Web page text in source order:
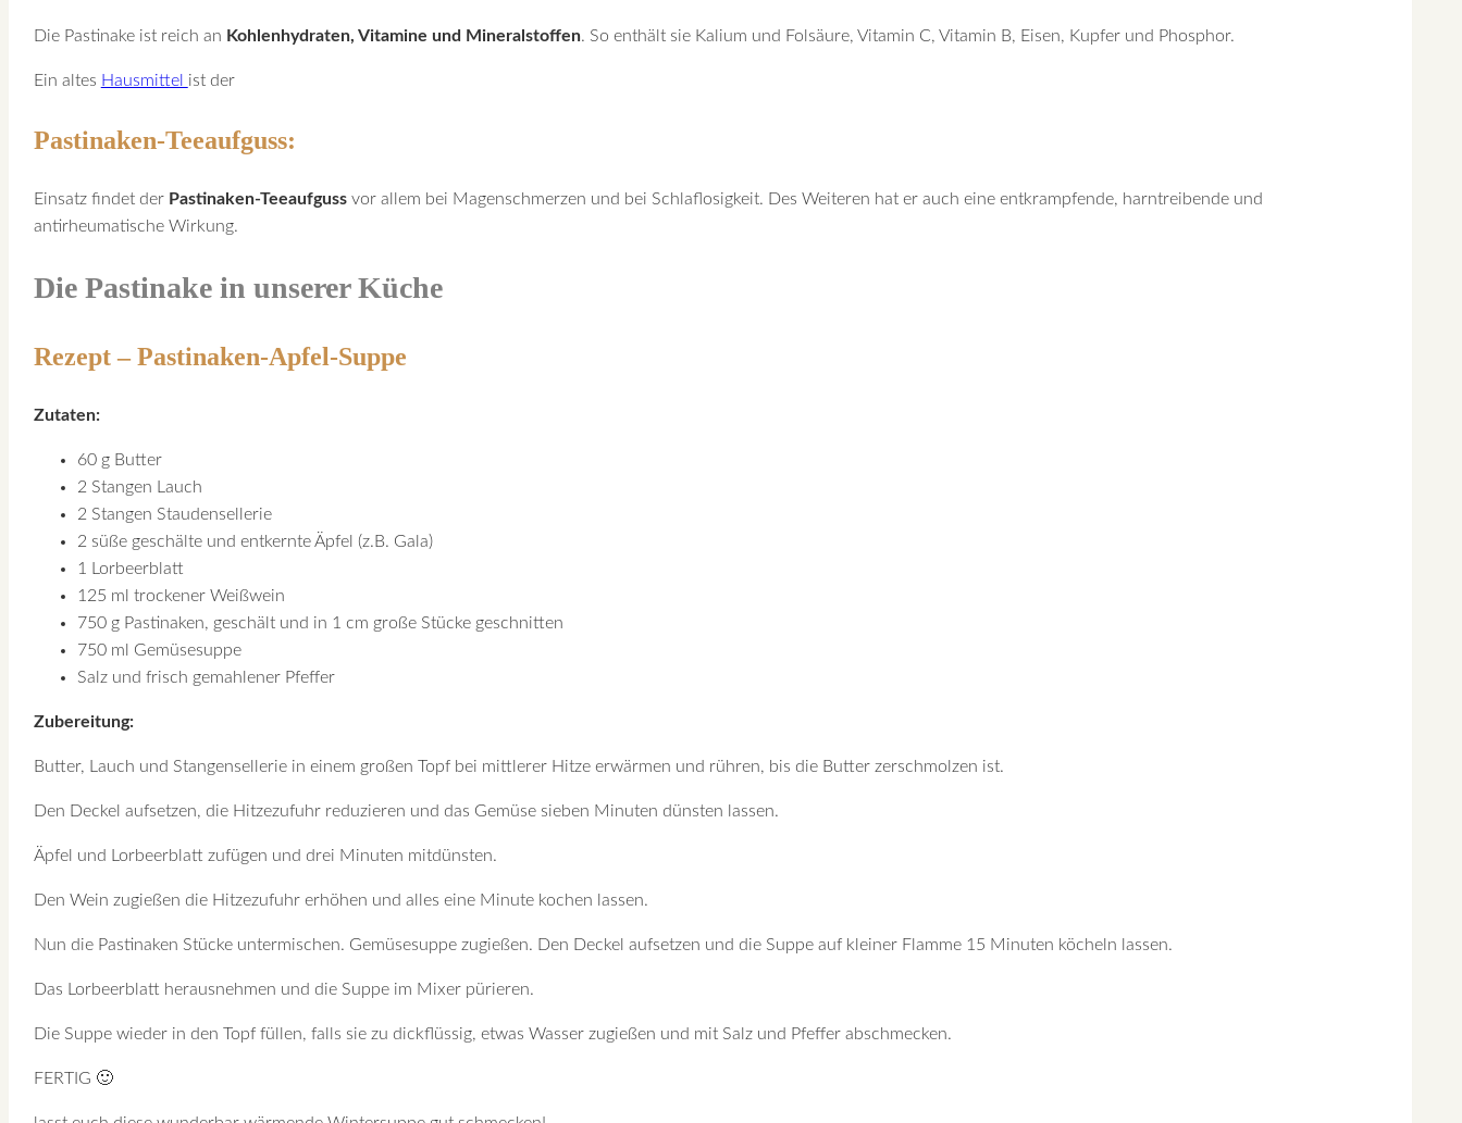
Die Pastinake ist reich an Kohlenhydraten, Vitamine und Mineralstoffen. So enthält sie Kalium und Folsäure, Vitamin C, Vitamin B, Eisen, Kupfer und Phosphor.
Ein altes Hausmittel ist der
Pastinaken-Teeaufguss:
Einsatz findet der Pastinaken-Teeaufgussvor allem bei Magenschmerzen und bei Schlaflosigkeit. Des Weiteren hat er auch eine entkrampfende, harntreibende und
antirheumatische Wirkung.
Die Pastinake in unserer Küche
Rezept – Pastinaken-Apfel-Suppe
Zutaten:
60 g Butter
2 Stangen Lauch
2 Stangen Staudensellerie
2 süße geschälte und entkernte Äpfel (z.B. Gala)
1 Lorbeerblatt
125 ml trockener Weißwein
750 g Pastinaken, geschält und in 1 cm große Stücke geschnitten
750 ml Gemüsesuppe
Salz und frisch gemahlener Pfeffer
Zubereitung:
Butter, Lauch und Stangensellerie in einem großen Topf bei mittlerer Hitze erwärmen und rühren, bis die Butter zerschmolzen ist.
Den Deckel aufsetzen, die Hitzezufuhr reduzieren und das Gemüse sieben Minuten dünsten lassen.
Äpfel und Lorbeerblatt zufügen und drei Minuten mitdünsten.
Den Wein zugießen die Hitzezufuhr erhöhen und alles eine Minute kochen lassen.
Nun die Pastinaken Stücke untermischen. Gemüsesuppe zugießen. Den Deckel aufsetzen und die Suppe auf kleiner Flamme 15 Minuten köcheln lassen.
Das Lorbeerblatt herausnehmen und die Suppe im Mixer pürieren.
Die Suppe wieder in den Topf füllen, falls sie zu dickflüssig, etwas Wasser zugießen und mit Salz und Pfeffer abschmecken.
FERTIG 🙂